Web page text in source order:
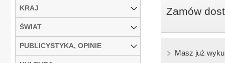
Zamów
Masz już
KRAJ
ŚWIAT
PUBLICYSTYKA, OPINIE